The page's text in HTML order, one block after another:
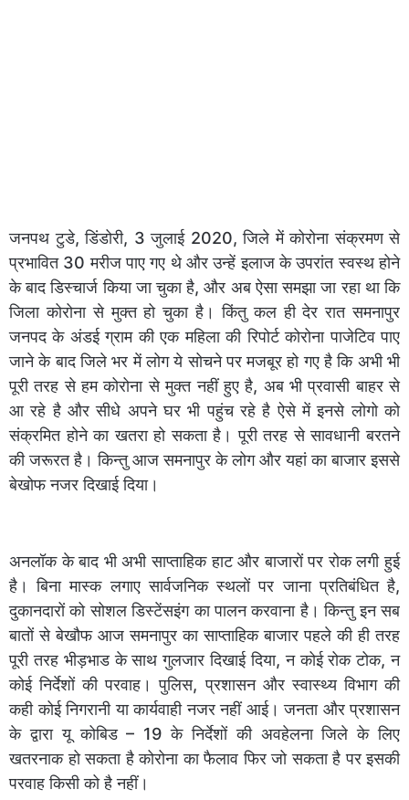
जनपथ टुडे, डिंडोरी, 3 जुलाई 2020, जिले में कोरोना संक्रमण से
प्रभावित 30 मरीज पाए गए थे और उन्हें इलाज के उपरांत स्वस्थ होने
के बाद डिस्चार्ज किया जा चुका है, और अब ऐसा समझा जा रहा था कि
जिला कोरोना से मुक्त हो चुका है। किंतु कल ही देर रात समनापुर
जनपद के अंडई ग्राम की एक महिला की रिपोर्ट कोरोना पाजेटिव पाए
जाने के बाद जिले भर में लोग ये सोचने पर मजबूर हो गए है कि अभी भी
पूरी तरह से हम कोरोना से मुक्त नहीं हुए है, अब भी प्रवासी बाहर से
आ रहे है और सीधे अपने घर भी पहुंच रहे है ऐसे में इनसे लोगो को
संक्रमित होने का खतरा हो सकता है। पूरी तरह से सावधानी बरतने
की जरूरत है। किन्तु आज समनापुर के लोग और यहां का बाजार इससे
बेखोफ नजर दिखाई दिया।
अनलॉक के बाद भी अभी साप्ताहिक हाट और बाजारों पर रोक लगी हुई
है। बिना मास्क लगाए सार्वजनिक स्थलों पर जाना प्रतिबंधित है,
दुकानदारों को सोशल डिस्टेंसइंग का पालन करवाना है। किन्तु इन सब
बातों से बेखौफ आज समनापुर का साप्ताहिक बाजार पहले की ही तरह
पूरी तरह भीड़भाड के साथ गुलजार दिखाई दिया, न कोई रोक टोक, न
कोई निर्देशों की परवाह। पुलिस, प्रशासन और स्वास्थ्य विभाग की
कही कोई निगरानी या कार्यवाही नजर नहीं आई। जनता और प्रशासन
के द्वारा यू कोबिड – 19 के निर्देशों की अवहेलना जिले के लिए
खतरनाक हो सकता है कोरोना का फैलाव फिर जो सकता है पर इसकी
परवाह किसी को है नहीं।